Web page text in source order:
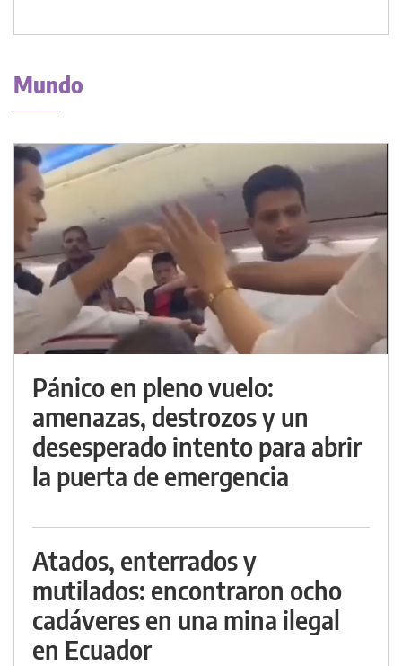
Mundo
Pánico en pleno vuelo:
amenazas, destrozos y un
desesperado intento para abrir
la puerta de emergencia
Atados, enterrados y
mutilados: encontraron ocho
cadáveres en una mina ilegal
en Ecuador